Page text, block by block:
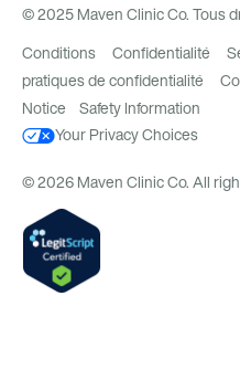
© 2025 Maven Clinic Co. Tous
Conditions Confidentialité
pratiques de confidentialité
Notice
Safety Information
Your Privacy Choices
© 2026 Maven Clinic Co. All